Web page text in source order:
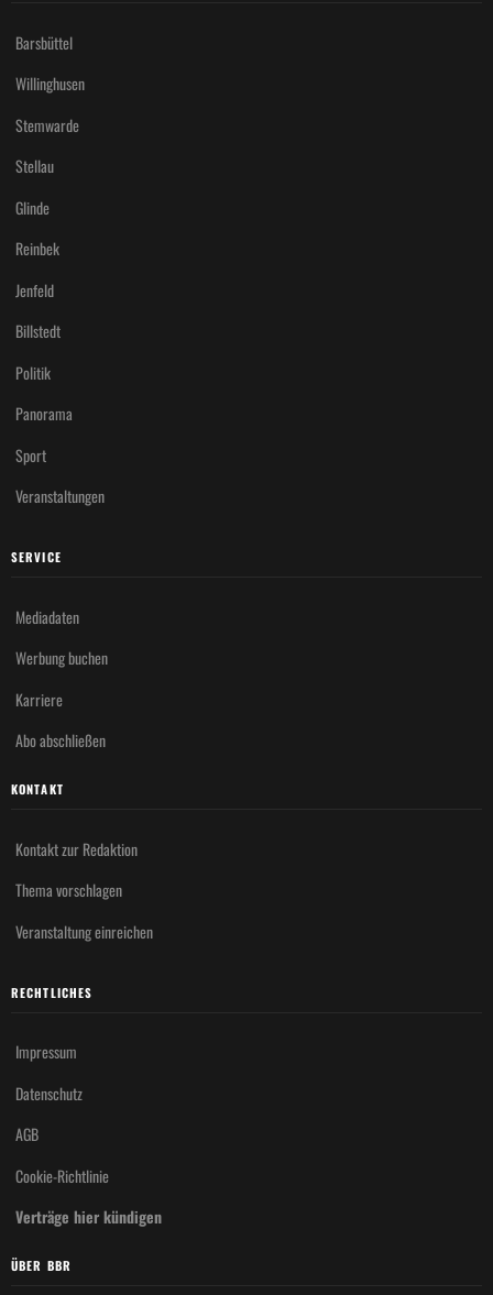
Barsbüttel
Willinghusen
Stemwarde
Stellau
Glinde
Reinbek
Jenfeld
Billstedt
Politik
Panorama
Sport
Veranstaltungen
SERVICE
Mediadaten
Werbung buchen
Karriere
Abo abschließen
KONTAKT
Kontakt zur Redaktion
Thema vorschlagen
Veranstaltung einreichen
RECHTLICHES
Impressum
Datenschutz
AGB
Cookie-Richtlinie
Verträge hier kündigen
ÜBER BBR